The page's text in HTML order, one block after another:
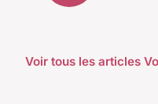
Voir tous les articles